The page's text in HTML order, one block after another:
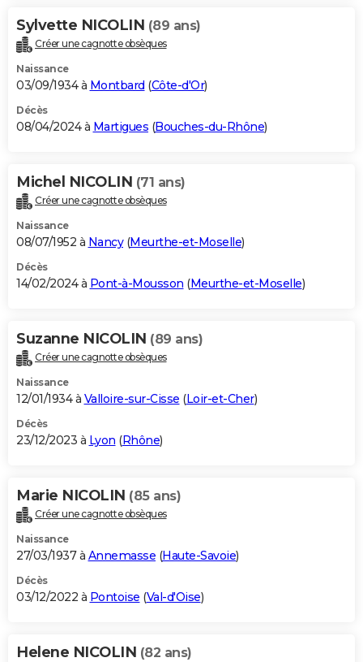
Sylvette NICOLIN (89 ans)
Créer une cagnotte obsèques
Naissance
03/09/1934 à Montbard (Côte-d'Or)
Décès
08/04/2024 à Martigues (Bouches-du-Rhône)
Michel NICOLIN (71 ans)
Créer une cagnotte obsèques
Naissance
08/07/1952 à Nancy(Meurthe-et-Moselle)
Décès
14/02/2024 à Pont-à-Mousson (Meurthe-et-Moselle)
Suzanne NICOLIN (89 ans)
Créer une cagnotte obsèques
Naissance
12/01/1934 à Valloire-sur-Cisse (Loir-et-Cher)
Décès
23/12/2023 à Lyon (Rhône)
Marie NICOLIN (85 ans)
Créer une cagnotte obsèques
Naissance
27/03/1937 à Annemasse (Haute-Savoie)
Décès
03/12/2022 à Pontoise (Val-d'Oise)
Helene NICOLIN (82 ans)